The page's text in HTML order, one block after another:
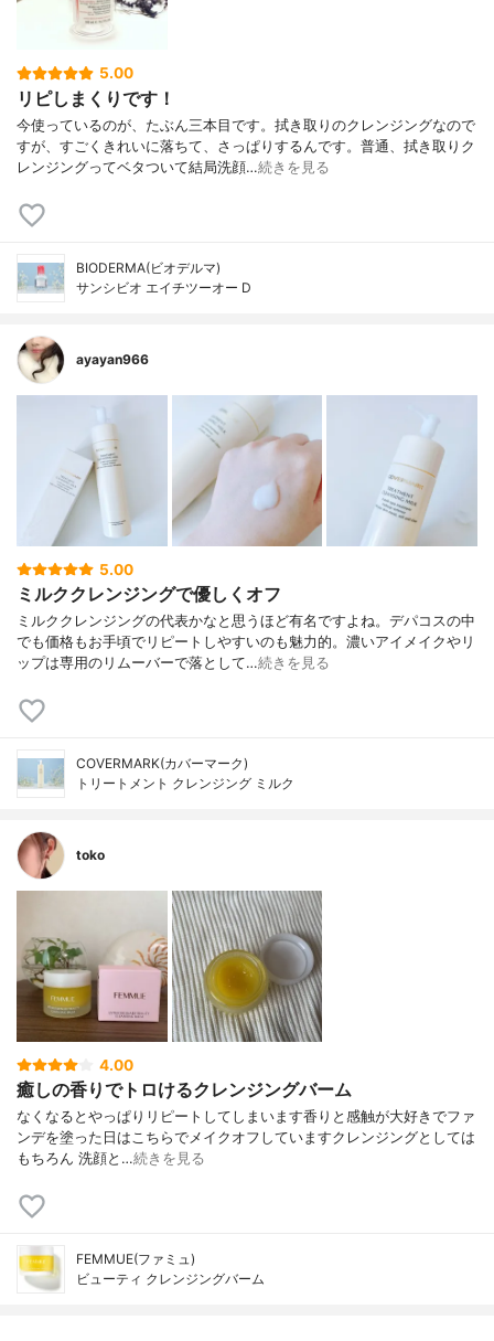
5.00
リピしまくりです！
今使っているのが、たぶん三本目です。拭き取りのクレンジングなので
すが、すごくきれいに落ちて、さっぱりするんです。普通、拭き取りク
レンジングってベタついて結局洗顔…続きを見る
BIODERMA(ビオデルマ)
サンシビオ エイチツーオー D
ayayan966
5.00
ミルククレンジングで優しくオフ
ミルククレンジングの代表かなと思うほど有名ですよね。デパコスの中
でも価格もお手頃でリピートしやすいのも魅力的。濃いアイメイクやリ
ップは専用のリムーバーで落として…続きを見る
COVERMARK(カバーマーク)
トリートメント クレンジング ミルク
toko
4.00
癒しの香りでトロけるクレンジングバーム
なくなるとやっぱりリピートしてしまいます香りと感触が大好きでファ
ンデを塗った日はこちらでメイクオフしていますクレンジングとしては
もちろん 洗顔と…続きを見る
FEMMUE(ファミュ)
ビューティ クレンジングバーム